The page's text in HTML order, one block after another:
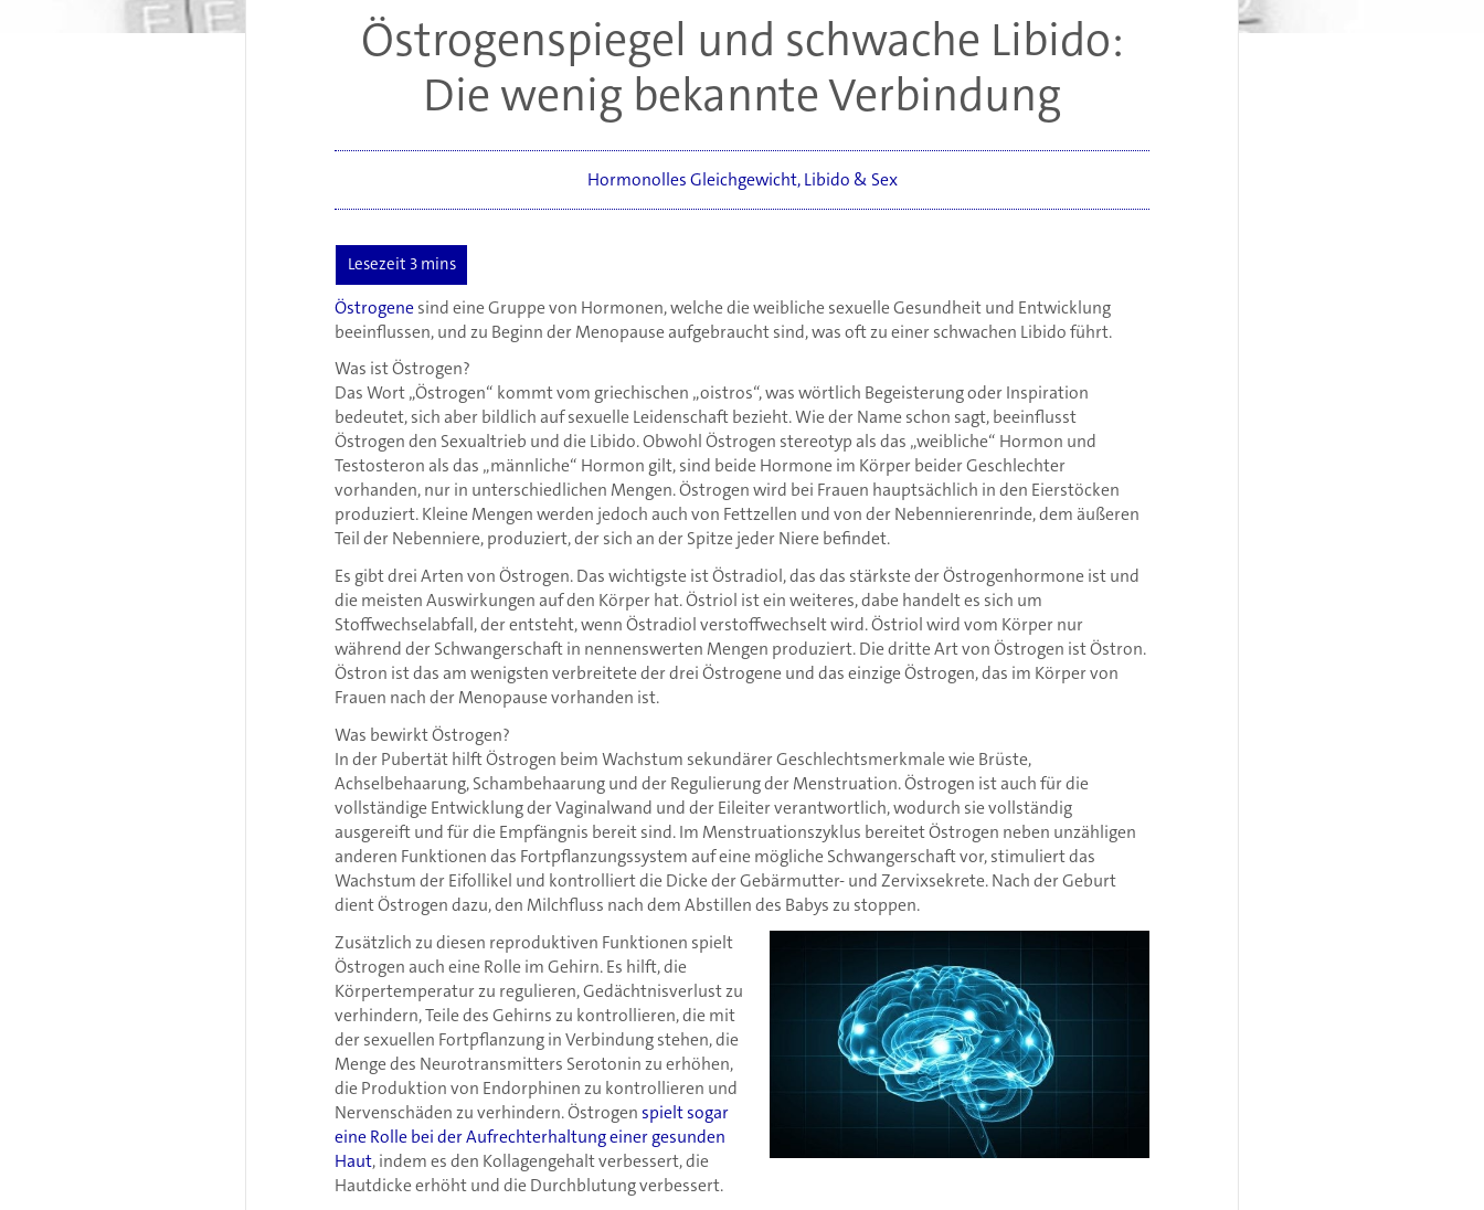
Östrogenspiegel und schwache Libido:
Die wenig bekannte Verbindung
Hormonolles Gleichgewicht, Libido & Sex
Östrogene sind eine Gruppe von Hormonen, welche die weibliche sexuelle Gesundheit und Entwicklung
beeinflussen, und zu Beginn der Menopause aufgebraucht sind, was oft zu einer schwachen Libido führt.
Was ist Östrogen?
Das Wort „Östrogen“ kommt vom griechischen „oistros“, was wörtlich Begeisterung oder Inspiration
bedeutet, sich aber bildlich auf sexuelle Leidenschaft bezieht. Wie der Name schon sagt, beeinflusst
Östrogen den Sexualtrieb und die Libido. Obwohl Östrogen stereotyp als das „weibliche“ Hormon und
Testosteron als das „männliche“ Hormon gilt, sind beide Hormone im Körper beider Geschlechter
vorhanden, nur in unterschiedlichen Mengen. Östrogen wird bei Frauen hauptsächlich in den Eierstöcken
produziert. Kleine Mengen werden jedoch auch von Fettzellen und von der Nebennierenrinde, dem äußeren
Teil der Nebenniere, produziert, der sich an der Spitze jeder Niere befindet.
Es gibt drei Arten von Östrogen. Das wichtigste ist Östradiol, das das stärkste der Östrogenhormone ist und
die meisten Auswirkungen auf den Körper hat. Östriol ist ein weiteres, dabe handelt es sich um
Stoffwechselabfall, der entsteht, wenn Östradiol verstoffwechselt wird. Östriol wird vom Körper nur
während der Schwangerschaft in nennenswerten Mengen produziert. Die dritte Art von Östrogen ist Östron.
Östron ist das am wenigsten verbreitete der drei Östrogene und das einzige Östrogen, das im Körper von
Frauen nach der Menopause vorhanden ist.
Was bewirkt Östrogen?
In der Pubertät hilft Östrogen beim Wachstum sekundärer Geschlechtsmerkmale wie Brüste,
Achselbehaarung, Schambehaarung und der Regulierung der Menstruation. Östrogen ist auch für die
vollständige Entwicklung der Vaginalwand und der Eileiter verantwortlich, wodurch sie vollständig
ausgereift und für die Empfängnis bereit sind. Im Menstruationszyklus bereitet Östrogen neben unzähligen
anderen Funktionen das Fortpflanzungssystem auf eine mögliche Schwangerschaft vor, stimuliert das
Wachstum der Eifollikel und kontrolliert die Dicke der Gebärmutter- und Zervixsekrete. Nach der Geburt
dient Östrogen dazu, den Milchfluss nach dem Abstillen des Babys zu stoppen.
Zusätzlich zu diesen reproduktiven Funktionen spielt
Östrogen auch eine Rolle im Gehirn. Es hilft, die
Körpertemperatur zu regulieren, Gedächtnisverlust zu
verhindern, Teile des Gehirns zu kontrollieren, die mit
der sexuellen Fortpflanzung in Verbindung stehen, die
Menge des Neurotransmitters Serotonin zu erhöhen,
die Produktion von Endorphinen zu kontrollieren und
Nervenschäden zu verhindern. Östrogen spielt sogar
eine Rolle bei der Aufrechterhaltung einer gesunden
Haut, indem es den Kollagengehalt verbessert, die
Hautdicke erhöht und die Durchblutung verbessert.